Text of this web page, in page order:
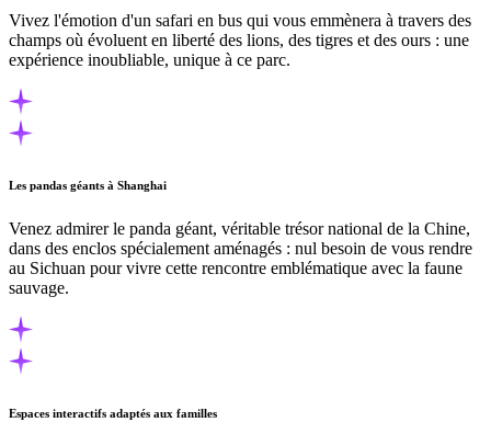
Vivez l'émotion d'un safari en bus qui vous emmènera à travers des
champs où évoluent en liberté des lions, des tigres et des ours : une
expérience inoubliable, unique à ce parc.
Les pandas géants à Shanghai
Venez admirer le panda géant, véritable trésor national de la Chine,
dans des enclos spécialement aménagés : nul besoin de vous rendre
au Sichuan pour vivre cette rencontre emblématique avec la faune
sauvage.
Espaces interactifs adaptés aux familles